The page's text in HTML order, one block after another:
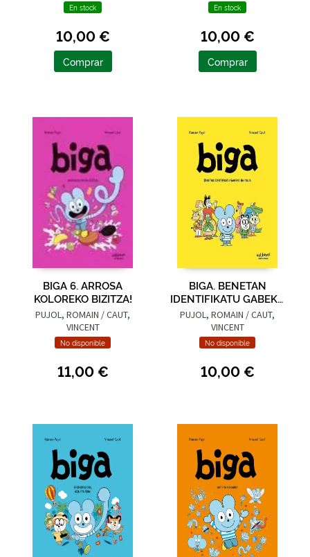
En stock
10,00 €
Comprar
En stock
10,00 €
Comprar
BIGA 6. ARROSA
KOLOREKO BIZITZA!
PUJOL, ROMAIN / CAUT,
VINCENT
No disponible
11,00 €
BIGA. BENETAN
IDENTIFIKATU GABEKO
ANIMALIA (AVNI =
EUSKARA)
PUJOL, ROMAIN / CAUT,
VINCENT
No disponible
10,00 €